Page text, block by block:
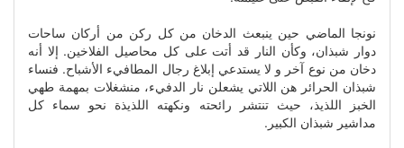
نونجا الماضي حين ينبعث الدخان من كل ركن من أركان ساحات
دوار شبذان، وكأن النار قد أتت على كل محاصيل الفلاخين. إلا أنه
دخان من نوع آخر و لا يستدعي إبلاغ رجال المطافيء الأشباح. فنساء
شبذان الحرائر هن اللاتي يشعلن نار الدفيء، منشغلات بمهمة طهي
الخبز اللذيذ، حيث تنتشر رائحته ونكهته اللذيذة نحو سماء كل
مداشير شبذان الكبير.